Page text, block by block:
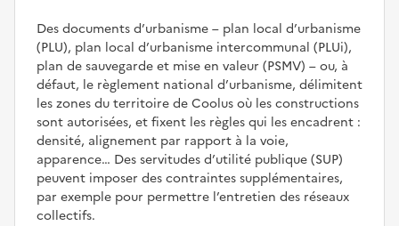
Des documents d’urbanisme – plan local d’urbanisme
(PLU), plan local d’urbanisme intercommunal (PLUi),
plan de sauvegarde et mise en valeur (PSMV) – ou, à
défaut, le règlement national d’urbanisme, délimitent
les zones du territoire de Coolus où les constructions
sont autorisées, et fixent les règles qui les encadrent :
densité, alignement par rapport à la voie,
apparence… Des servitudes d’utilité publique (SUP)
peuvent imposer des contraintes supplémentaires,
par exemple pour permettre l’entretien des réseaux
collectifs.